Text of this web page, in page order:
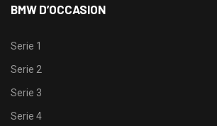
BMW D’OCCASION
Serie 1
Serie 2
Serie 3
Serie 4